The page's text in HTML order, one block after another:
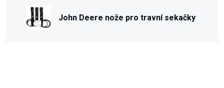
John Deere nože pro travní sekačky